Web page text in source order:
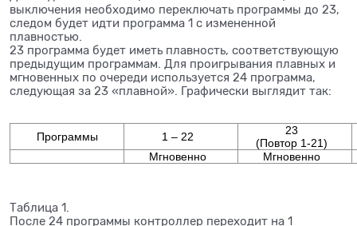
выключения необходимо переключать программы до 23,
следом будет идти программа 1 с измененной
плавностью.
23 программа будет иметь плавность, соответствующую
предыдущим программам. Для проигрывания плавных и
мгновенных по очереди используется 24 программа,
следующая за 23 «плавной». Графически выглядит так:
Программы 1 – 22
23
(Повтор 1-21)
Мгновенно
Мгновенно
Таблица 1.
После 24 программы контроллер переходит на 1